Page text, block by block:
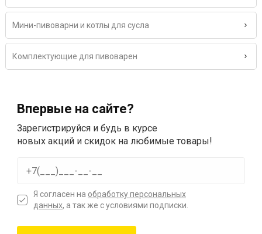
Мини-пивоварни и котлы для сусла
Комплектующие для пивоварен
Впервые на сайте?
Зарегистрируйся и будь в курсе
новых акций и скидок на любимые товары!
Я согласен на обработку персональных
данных, а так же с условиями подписки.